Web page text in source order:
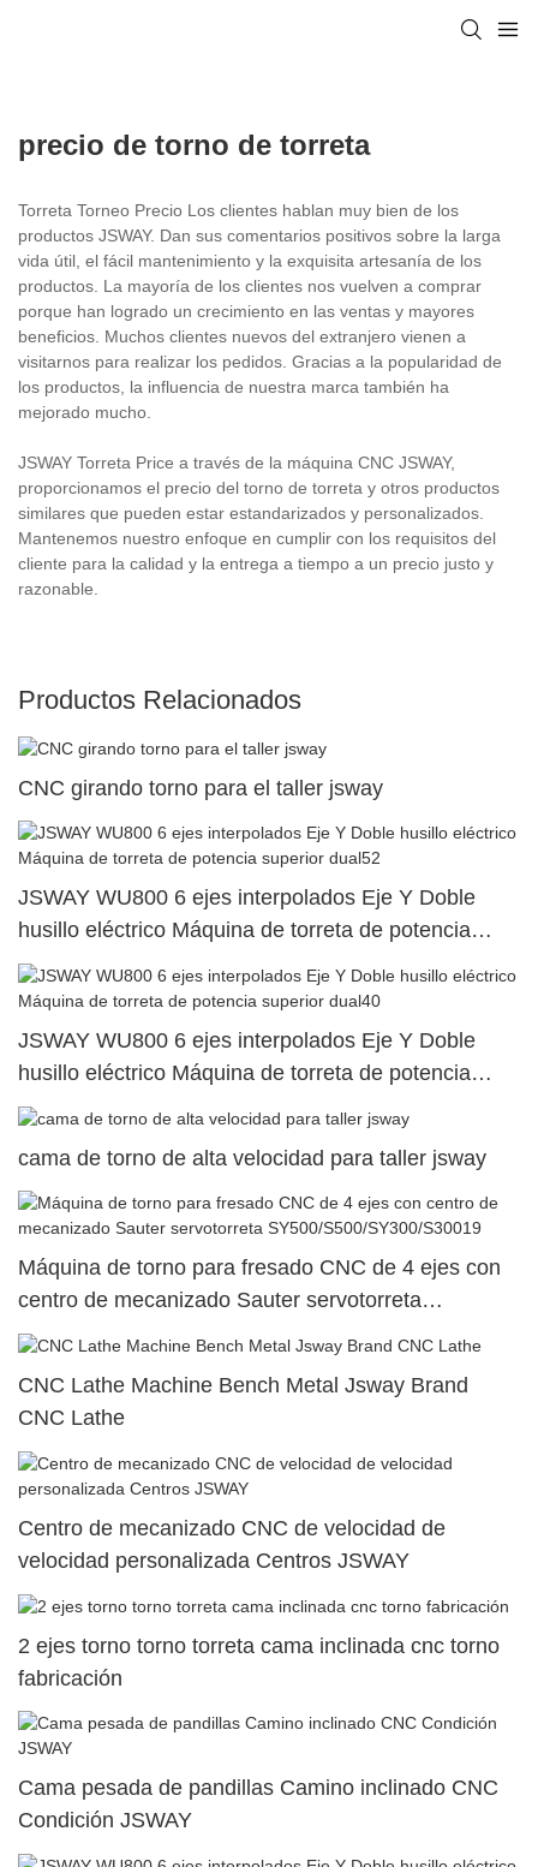
precio de torno de torreta
Torreta Torneo Precio Los clientes hablan muy bien de los
productos JSWAY. Dan sus comentarios positivos sobre la larga
vida útil, el fácil mantenimiento y la exquisita artesanía de los
productos. La mayoría de los clientes nos vuelven a comprar
porque han logrado un crecimiento en las ventas y mayores
beneficios. Muchos clientes nuevos del extranjero vienen a
visitarnos para realizar los pedidos. Gracias a la popularidad de
los productos, la influencia de nuestra marca también ha
mejorado mucho.
JSWAY Torreta Price a través de la máquina CNC JSWAY,
proporcionamos el precio del torno de torreta y otros productos
similares que pueden estar estandarizados y personalizados.
Mantenemos nuestro enfoque en cumplir con los requisitos del
cliente para la calidad y la entrega a tiempo a un precio justo y
razonable.
Productos Relacionados
CNC girando torno para el taller jsway
JSWAY WU800 6 ejes interpolados Eje Y Doble
husillo eléctrico Máquina de torreta de potencia
superior dual52
JSWAY WU800 6 ejes interpolados Eje Y Doble
husillo eléctrico Máquina de torreta de potencia
superior dual40
cama de torno de alta velocidad para taller jsway
Máquina de torno para fresado CNC de 4 ejes con
centro de mecanizado Sauter servotorreta
SY500/S500/SY300/S30019
CNC Lathe Machine Bench Metal Jsway Brand
CNC Lathe
Centro de mecanizado CNC de velocidad de
velocidad personalizada Centros JSWAY
2 ejes torno torno torreta cama inclinada cnc torno
fabricación
Cama pesada de pandillas Camino inclinado CNC
Condición JSWAY